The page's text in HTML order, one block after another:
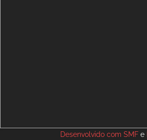
Desenvolvido com SMFe